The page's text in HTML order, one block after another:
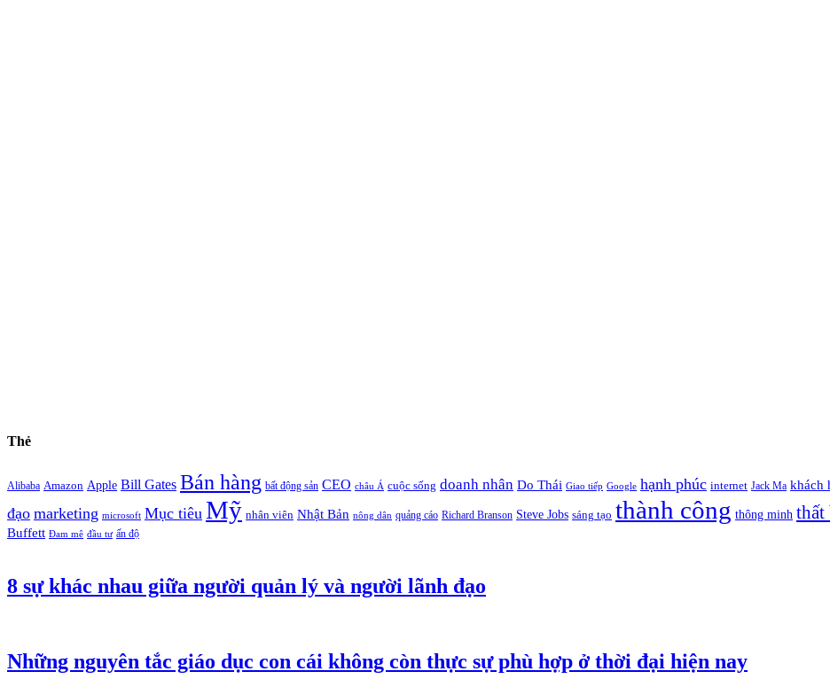
Thẻ
Alibaba Amazon Apple Bill Gates Bán hàng bất động sản CEO châu Á cuộc sống doanh nhân Do Thái Giao tiếp Google hạnh phúc internet Jack Ma khách
đạo marketing microsoft Mục tiêu Mỹ nhân viên Nhật Bản nông dân quảng cáo Richard Branson Steve Jobs sáng tạo thành công thông minh thất
Buffett Đam mê đầu tư ấn độ
8 sự khác nhau giữa người quản lý và người lãnh đạo
Những nguyên tắc giáo dục con cái không còn thực sự phù hợp ở thời đại hiện nay